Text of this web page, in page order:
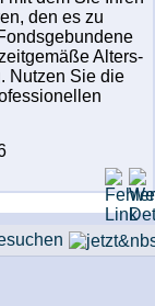
den es zu
Alters-
Nutzen Sie die